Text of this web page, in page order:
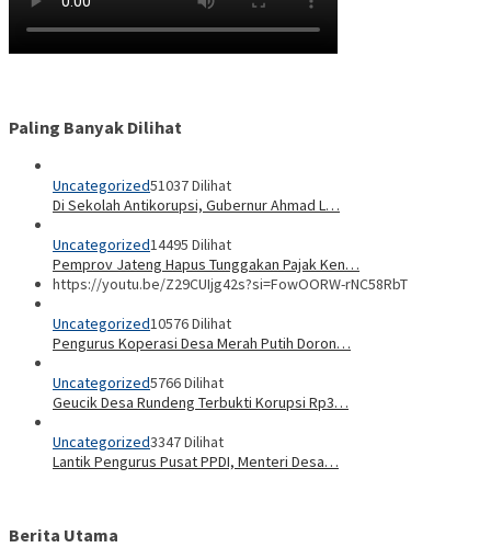
Paling Banyak Dilihat
Uncategorized51037 Dilihat
Di Sekolah Antikorupsi, Gubernur Ahmad L…
Uncategorized14495 Dilihat
Pemprov Jateng Hapus Tunggakan Pajak Ken…
https://youtu.be/Z29CUIjg42s?si=FowOORW-rNC58RbT
Uncategorized10576 Dilihat
Pengurus Koperasi Desa Merah Putih Doron…
Uncategorized5766 Dilihat
Geucik Desa Rundeng Terbukti Korupsi Rp3…
Uncategorized3347 Dilihat
Lantik Pengurus Pusat PPDI, Menteri Desa…
Berita Utama